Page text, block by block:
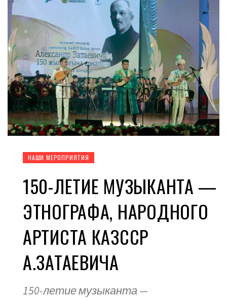
НАШИ МЕРОПРИЯТИЯ
150-ЛЕТИЕ МУЗЫКАНТА —
ЭТНОГРАФА, НАРОДНОГО
АРТИСТА КАЗССР
А.ЗАТАЕВИЧА
150-летие музыканта —